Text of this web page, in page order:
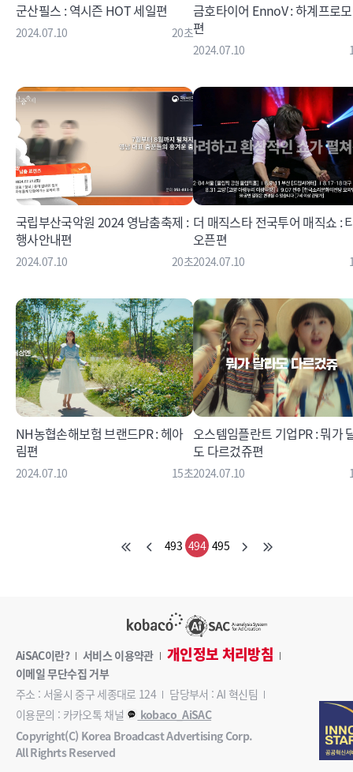
군산필스 : 역시즌 HOT 세일편
2024.07.10 20초
금호타이어 EnnoV : 하계프로
편
2024.07.10
국립부산국악원 2024 영남춤축제 :
행사안내편
2024.07.10 20초
더 매직스타 전국투어 매직쇼 :
오픈편
2024.07.10
NH농협손해보험 브랜드PR : 헤아
림편
2024.07.10 15초
오스템임플란트 기업PR : 뭐가
도 다르겄쥬편
2024.07.10
493 494 495
AiSAC이란? 서비스 이용약관 개인정보 처리방침
이메일 무단수집 거부
주소 : 서울시 중구 세종대로 124
담당부서 : AI 혁신팀
이용문의 : 카카오톡 채널
kobaco_AiSAC
Copyright(C) Korea Broadcast Advertising Corp.
All Righrts Reserved